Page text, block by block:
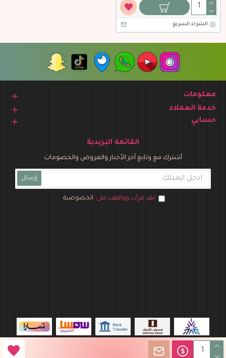
الشراء السريع
معلومات
خدمة العملاء
حسابي
القائمة البريدية
أشترك مع وتابع آخر الأخبار والعروض والخصومات
إرسال
لقد قرأت ووافقت على الخصوصية
متجر نوفـو بارتي © 2026 جميع الحقوق محفوظة